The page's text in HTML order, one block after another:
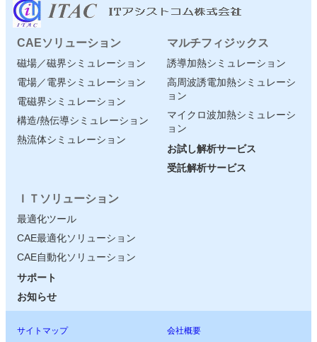
CAEソリューション
磁場／磁界シミュレーション
電場／電界シミュレーション
電磁界シミュレーション
構造/熱伝導シミュレーション
熱流体シミュレーション
マルチフィジックス
誘導加熱シミュレーション
高周波誘電加熱シミュレーシ
ョン
マイクロ波加熱シミュレーシ
ョン
お試し解析サービス
受託解析サービス
ＩＴソリューション
最適化ツール
CAE最適化ソリューション
CAE自動化ソリューション
サポート
お知らせ
サイトマップ 会社概要